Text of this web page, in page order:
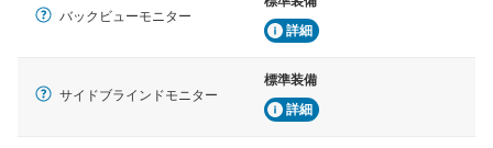
バックビューモニター
詳細
サイドブラインドモニター
標準装備
詳細